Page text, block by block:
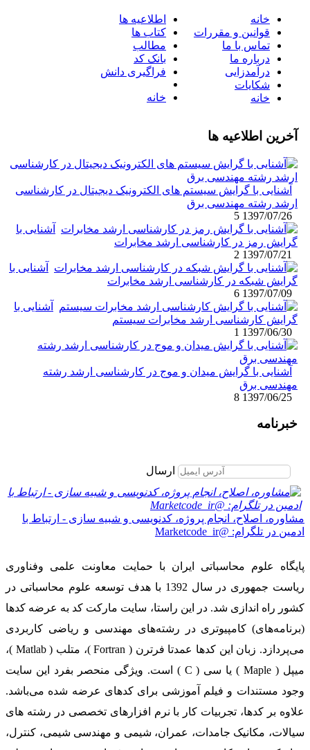
خانه
قوانین و مقررات
تماس با ما
درباره ما
درآمدزایی
شکایات
خانه
اطلاعیه ها
کتاب ها
مطالب
بانک کد
فراگیری دانش
خانه
آخرین اطلاعیه ها
آشنایی با گرایش سیستم های الکترونیک دیجیتال در کارشناسی
ارشد رشته مهندسی برق
1397/07/26
5
آشنایی با
گرایش رمز در کارشناسی ارشد مخابرات
1397/07/21
2
آشنایی با
گرایش شبکه در کارشناسی ارشد مخابرات
1397/07/09
6
آشنایی با
گرایش کارشناسی ارشد مخابرات سیستم
1397/06/30
1
آشنایی با گرایش میدان و موج در کارشناسی ارشد رشته
مهندسی برق
1397/06/25
8
خبرنامه
ارسال
مشاوره، اصلاح، انجام پروژه، کدنویسی و شبیه سازی - ارتباط با
ادمین در تلگرام: @Marketcode_ir
پایگاه علوم محاسباتی ایران با حمایت معاونت علمی وفناوری
ریاست جمهوری در سال 1392 با هدف توسعه علوم محاسباتی در
کشور راه اندازی شد. در این راستا، سایت مارکت کد به عرضه کدها
(برنامه‌های) کامپیوتری در رشته‌های مهندسی و ریاضی کاربردی
می‌پردازد. زبان این کدها عمدتا فرترن ( Fortran )، متلب ( Matlab )،
میپل ( Maple ) یا سی ( C ) است. ویژگی منحصر بفرد این سایت
وجود مستندات و فیلم آموزشی برای کدهای عرضه شده می‌باشد.
علاوه بر کدها، تجربیات کار با نرم افزارهای تخصصی در رشته های
سیالات، مکانیک جامدات، عمران، شیمی و مهندسی شیمی، کنترل،